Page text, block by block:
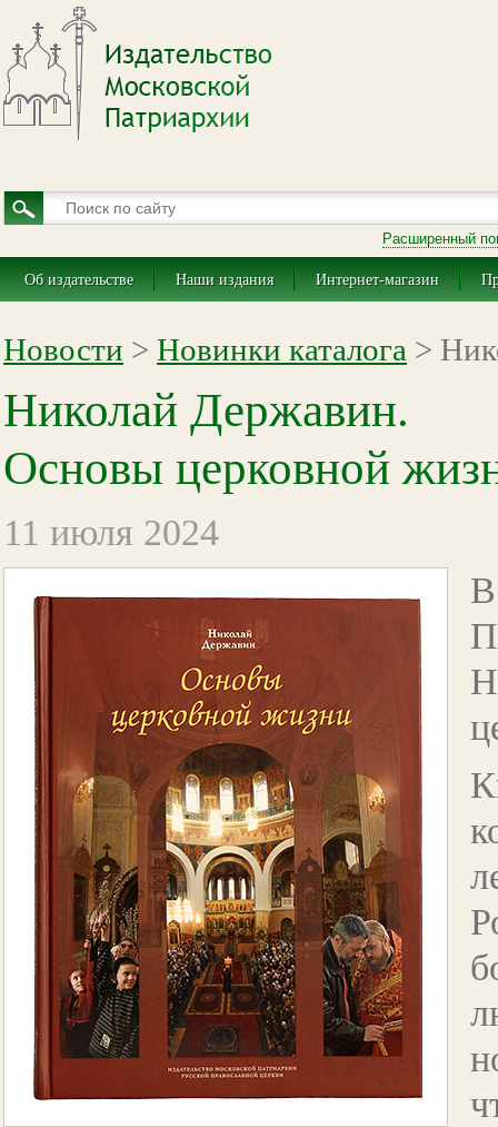
Расширенный
Об издательстве Наши издания Интернет-магазин
Новости > Новинки каталога >
Николай Державин.
Основы церковной
11 июля 2024